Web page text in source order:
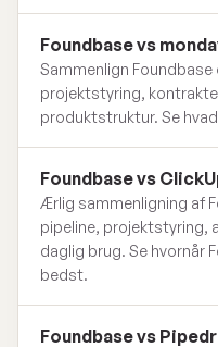
Foundbase vs
Sammenlign
projektstyring,
produktstruktur. Se
Foundbase vs
Ærlig sammenligning af
pipeline,
daglig brug. Se hvornår
bedst.
Foundbase vs